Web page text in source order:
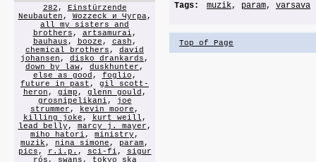
282 , Einstürzende
Neubauten , Wozzeck и Чугра,
all my sisters and
brothers , artsamurai ,
bauhaus , booze , cash ,
chemical brothers , david
johansen , disko drankards ,
down by law, duskhunter ,
else as good , foglio ,
future in past , gil scott-
heron , gimp , glenn gould ,
grosnipelikani ,
joe
strummer , kevin moore ,
killing joke , kurt weill ,
lead belly , marcy j. mayer ,
miho hatori , ministry ,
muzik , nina simone , param ,
pics , r.i.p. , sci-fi ,
sigur
rós , swans ,
tokyo ska
Tags:
muzik, param, varsava
Top of Page